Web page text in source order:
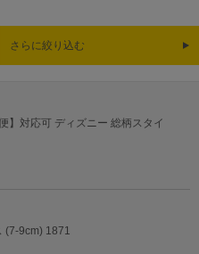
さらに絞り込む
】対応可 ディズニー 総柄スタイ
(7-9cm) 1871